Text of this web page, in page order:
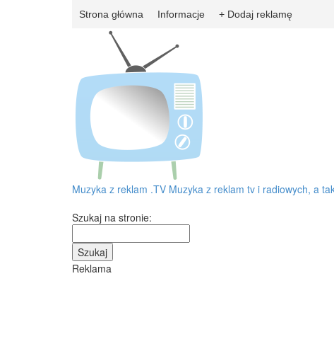
Strona główna Informacje + Dodaj reklamę
Muzyka z reklam .TV Muzyka z reklam tv i radiowych, a
Szukaj na stronie:
Reklama